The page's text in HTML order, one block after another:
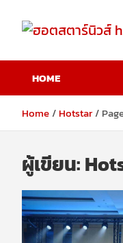
content
ฮอตสต
HOME
Home Hotstar
ผู้เขียน: